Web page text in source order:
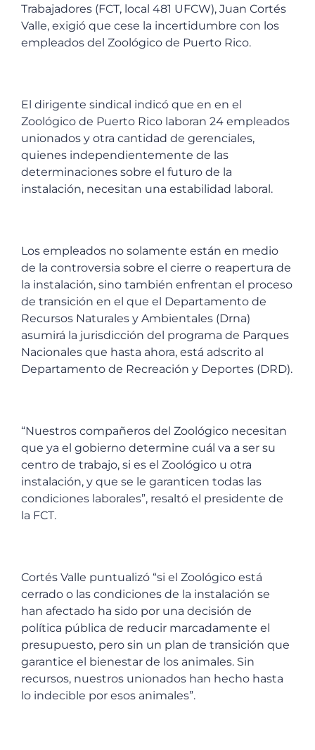
Trabajadores (FCT, local 481 UFCW), Juan Cortés
Valle, exigió que cese la incertidumbre con los
empleados del Zoológico de Puerto Rico.
El dirigente sindical indicó que en en el
Zoológico de Puerto Rico laboran 24 empleados
unionados y otra cantidad de gerenciales,
quienes independientemente de las
determinaciones sobre el futuro de la
instalación, necesitan una estabilidad laboral.
Los empleados no solamente están en medio
de la controversia sobre el cierre o reapertura de
la instalación, sino también enfrentan el proceso
de transición en el que el Departamento de
Recursos Naturales y Ambientales (Drna)
asumirá la jurisdicción del programa de Parques
Nacionales que hasta ahora, está adscrito al
Departamento de Recreación y Deportes (DRD).
“Nuestros compañeros del Zoológico necesitan
que ya el gobierno determine cuál va a ser su
centro de trabajo, si es el Zoológico u otra
instalación, y que se le garanticen todas las
condiciones laborales”, resaltó el presidente de
la FCT.
Cortés Valle puntualizó “si el Zoológico está
cerrado o las condiciones de la instalación se
han afectado ha sido por una decisión de
política pública de reducir marcadamente el
presupuesto, pero sin un plan de transición que
garantice el bienestar de los animales. Sin
recursos, nuestros unionados han hecho hasta
lo indecible por esos animales”.